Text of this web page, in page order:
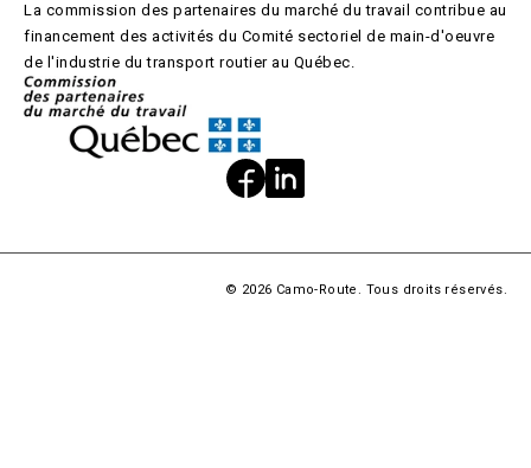
La commission des partenaires du marché du travail contribue au
financement des activités du Comité sectoriel de main-d'oeuvre
de l'industrie du transport routier au Québec.
© 2026 Camo-Route. Tous droits réservés.